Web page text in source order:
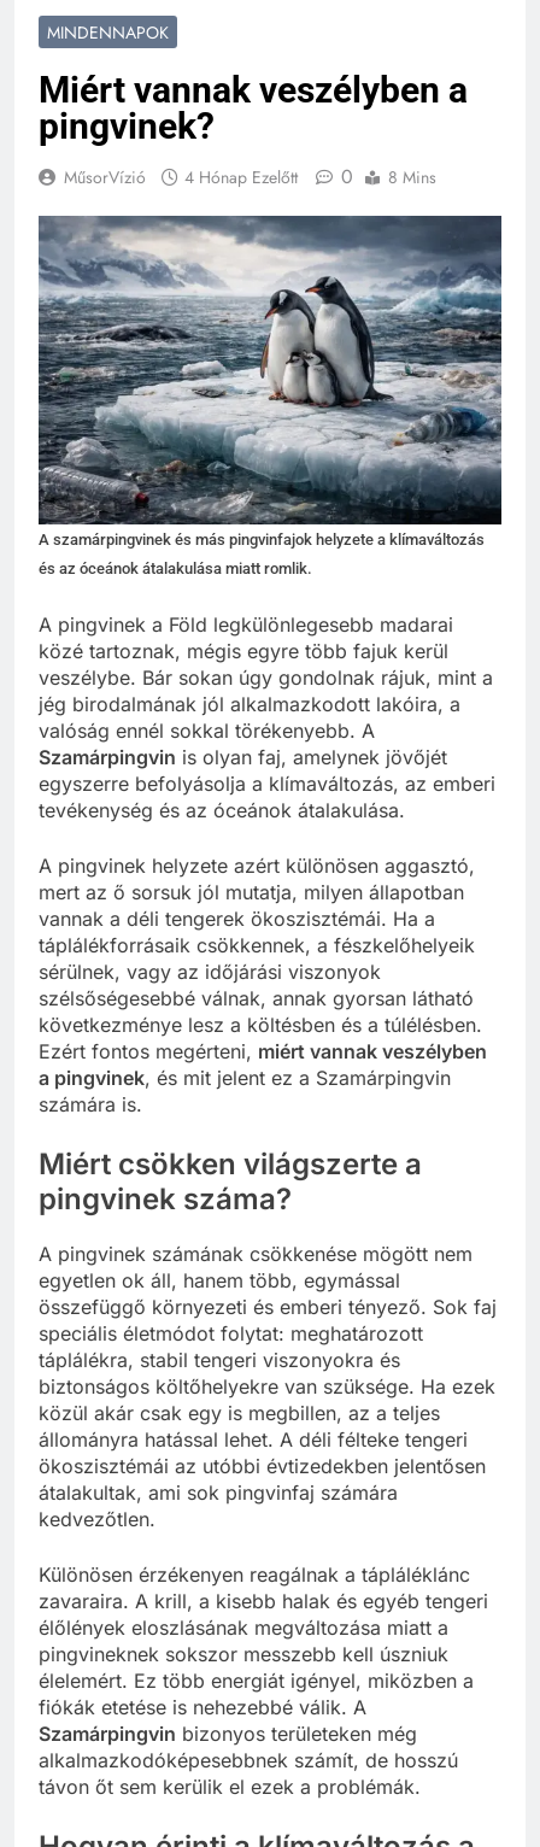
MINDENNAPOK
Miért vannak veszélyben a
pingvinek?
MűsorVízió 4 Hónap Ezelőtt 0 8 Mins
A szamárpingvinek és más pingvinfajok helyzete a klímaváltozás
és az óceánok átalakulása miatt romlik.
A pingvinek a Föld legkülönlegesebb madarai
közé tartoznak, mégis egyre több fajuk kerül
veszélybe. Bár sokan úgy gondolnak rájuk, mint a
jég birodalmának jól alkalmazkodott lakóira, a
valóság ennél sokkal törékenyebb. A
Szamárpingvin is olyan faj, amelynek jövőjét
egyszerre befolyásolja a klímaváltozás, az emberi
tevékenység és az óceánok átalakulása.
A pingvinek helyzete azért különösen aggasztó,
mert az ő sorsuk jól mutatja, milyen állapotban
vannak a déli tengerek ökoszisztémái. Ha a
táplálékforrásaik csökkennek, a fészkelőhelyeik
sérülnek, vagy az időjárási viszonyok
szélsőségesebbé válnak, annak gyorsan látható
következménye lesz a költésben és a túlélésben.
Ezért fontos megérteni, miért vannak veszélyben
a pingvinek, és mit jelent ez a Szamárpingvin
számára is.
Miért csökken világszerte a
pingvinek száma?
A pingvinek számának csökkenése mögött nem
egyetlen ok áll, hanem több, egymással
összefüggő környezeti és emberi tényező. Sok faj
speciális életmódot folytat: meghatározott
táplálékra, stabil tengeri viszonyokra és
biztonságos költőhelyekre van szüksége. Ha ezek
közül akár csak egy is megbillen, az a teljes
állományra hatással lehet. A déli félteke tengeri
ökoszisztémái az utóbbi évtizedekben jelentősen
átalakultak, ami sok pingvinfaj számára
kedvezőtlen.
Különösen érzékenyen reagálnak a tápláléklánc
zavaraira. A krill, a kisebb halak és egyéb tengeri
élőlények eloszlásának megváltozása miatt a
pingvineknek sokszor messzebb kell úszniuk
élelemért. Ez több energiát igényel, miközben a
fiókák etetése is nehezebbé válik. A
Szamárpingvin bizonyos területeken még
alkalmazkodóképesebbnek számít, de hosszú
távon őt sem kerülik el ezek a problémák.